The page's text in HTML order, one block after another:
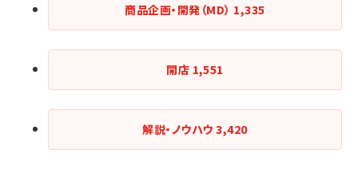
商品企画・開発（MD） 1,335
開店 1,551
解説・ノウハウ3,420